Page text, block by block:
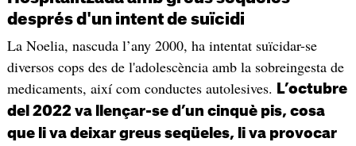
després d'un intent de suïcidi
La Noelia, nascuda l’any 2000, ha intentat suïcidar-se
diversos cops des de l'adolescència amb la sobreingesta de
medicaments, així com conductes autolesives.
L’octubre
del 2022 va llençar-se d’un cinquè pis, cosa
que li va deixar greus seqüeles, li va provocar